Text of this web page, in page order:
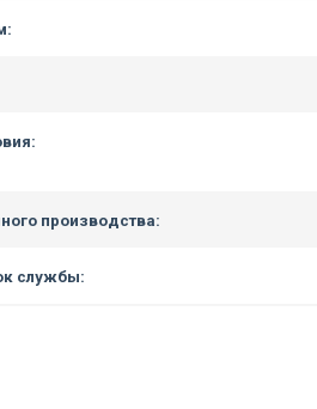
производства:
службы: